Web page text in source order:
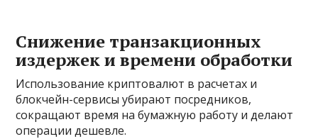
Снижение транзакционных
издержек и времени обработки
Использование криптовалют в расчетах и
блокчейн-сервисы убирают посредников,
сокращают время на бумажную работу и делают
операции дешевле.